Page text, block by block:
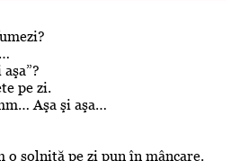
pe zi.
Aşa şi aşa…
o solniţă pe zi pun în mâncare.